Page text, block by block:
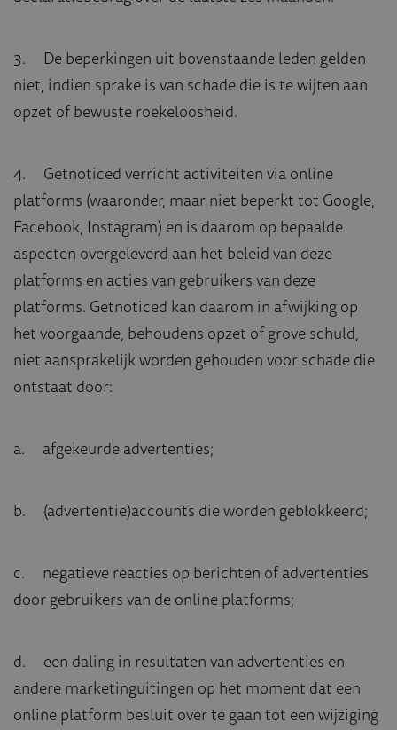
3. De beperkingen uit bovenstaande leden gelden
niet, indien sprake is van schade die is te wijten aan
opzet of bewuste roekeloosheid.
4. Getnoticed verricht activiteiten via online
platforms (waaronder, maar niet beperkt tot Google,
Facebook, Instagram) en is daarom op bepaalde
aspecten overgeleverd aan het beleid van deze
platforms en acties van gebruikers van deze
platforms. Getnoticed kan daarom in afwijking op
het voorgaande, behoudens opzet of grove schuld,
niet aansprakelijk worden gehouden voor schade die
ontstaat door:
a. afgekeurde advertenties;
b. (advertentie)accounts die worden geblokkeerd;
c. negatieve reacties op berichten of advertenties
door gebruikers van de online platforms;
d. een daling in resultaten van advertenties en
andere marketinguitingen op het moment dat een
online platform besluit over te gaan tot een wijziging